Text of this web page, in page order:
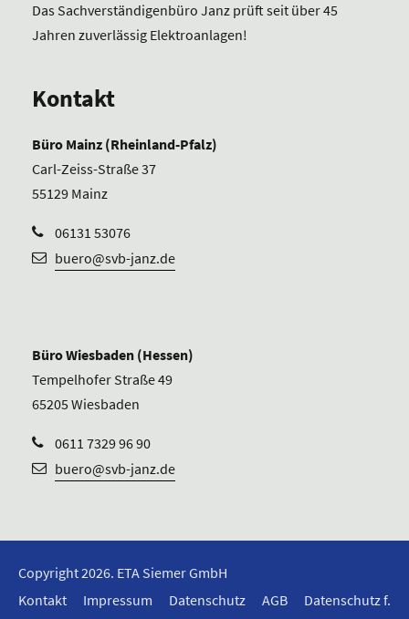
Das Sachverständigenbüro Janz prüft seit über 45
Jahren zuverlässig Elektroanlagen!
Kontakt
Büro Mainz (Rheinland-Pfalz)
Carl-Zeiss-Straße 37
55129 Mainz
06131 53076
buero@svb-janz.de
Büro Wiesbaden (Hessen)
Tempelhofer Straße 49
65205 Wiesbaden
0611 7329 96 90
buero@svb-janz.de
Copyright 2026. ETA Siemer GmbH
Kontakt
Impressum Datenschutz AGB
Datenschutz f.